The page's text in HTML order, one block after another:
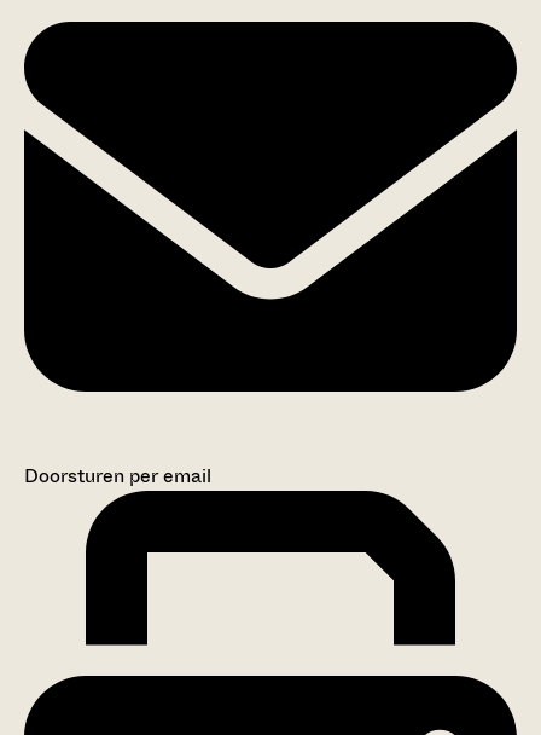
Doorsturen per email